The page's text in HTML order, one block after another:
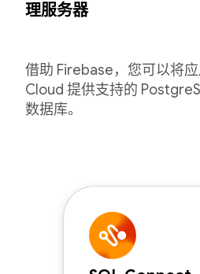
理服务器
借助 Firebase，您可以将
Cloud 提供支持的
数据库。